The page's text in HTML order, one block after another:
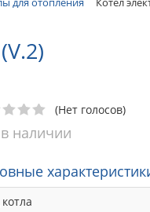
(Нет голосов)
наличии